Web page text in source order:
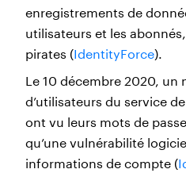
enregistrements de
utilisateurs et les
pirates (IdentityForce).
Le 10 décembre 2020,
d’utilisateurs du service
ont vu leurs mots de
qu’une vulnérabilité
informations de compte (